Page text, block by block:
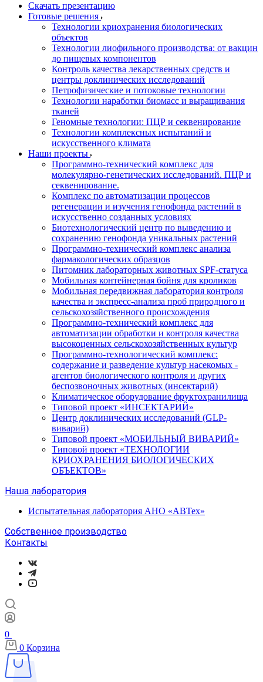
Скачать презентацию
Готовые решения
Технологии криохранения биологических
объектов
Технологии лиофильного производства: от вакцин
до пищевых компонентов
Контроль качества лекарственных средств и
центры доклинических исследований
Петрофизические и потоковые технологии
Технологии наработки биомасс и выращивания
тканей
Геномные технологии: ПЦР и секвенирование
Технологии комплексных испытаний и
искусственного климата
Наши проекты
Программно-технический комплекс для
молекулярно-генетических исследований. ПЦР и
секвенирование.
Комплекс по автоматизации процессов
регенерации и изучения генофонда растений в
искусственно созданных условиях
Биотехнологический центр по выведению и
сохранению генофонда уникальных растений
Программно-технический комплекс анализа
фармакологических образцов
Питомник лабораторных животных SPF-статуса
Мобильная контейнерная бойня для кроликов
Мобильная передвижная лаборатория контроля
качества и экспресс-анализа проб природного и
сельскохозяйственного происхождения
Программно-технический комплекс для
автоматизации обработки и контроля качества
высокоценных сельскохозяйственных культур
Программно-технологический комплекс:
содержание и разведение культур насекомых -
агентов биологического контроля и других
беспозвоночных животных (инсектарий)
Климатическое оборудование фруктохранилища
Типовой проект «ИНСЕКТАРИЙ»
Центр доклинических исследований (GLP-
виварий)
Типовой проект «МОБИЛЬНЫЙ ВИВАРИЙ»
Типовой проект «ТЕХНОЛОГИИ
КРИОХРАНЕНИЯ БИОЛОГИЧЕСКИХ
ОБЪЕКТОВ»
Наша лаборатория
Испытательная лаборатория АНО «АВТех»
Собственное производство
Контакты
0
0 Корзина